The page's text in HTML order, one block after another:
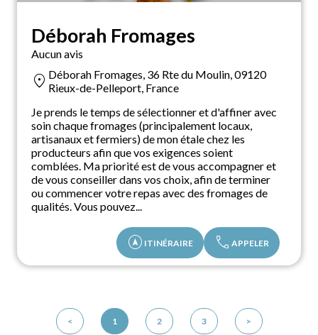
Déborah Fromages
Aucun avis
location_on Déborah Fromages, 36 Rte du Moulin, 09120
Rieux-de-Pelleport, France
Je prends le temps de sélectionner et d'affiner avec
soin chaque fromages (principalement locaux,
artisanaux et fermiers) de mon étale chez les
producteurs afin que vos exigences soient
comblées. Ma priorité est de vous accompagner et
de vous conseiller dans vos choix, afin de terminer
ou commencer votre repas avec des fromages de
qualités. Vous pouvez...
assistant_navigation ITINÉRAIRE call APPELER
< 1 2 3 >